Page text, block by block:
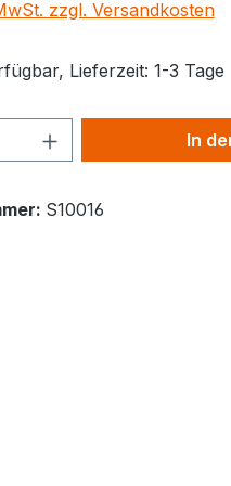
zzgl. Versandkosten
Lieferzeit: 1-3 Tage
Gib den
In
S10016